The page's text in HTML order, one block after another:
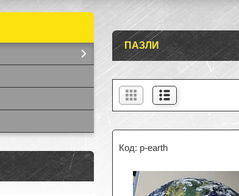
ПАЗЛИ
p-earth